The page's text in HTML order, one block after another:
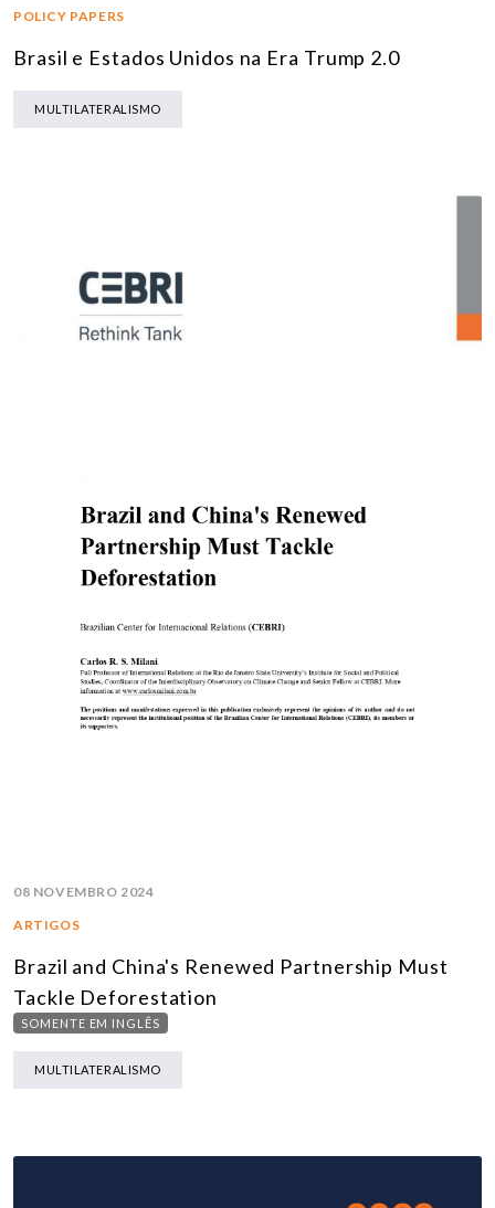
POLICY PAPERS
Brasil e Estados Unidos na Era Trump 2.0
MULTILATERALISMO
08 NOVEMBRO 2024
ARTIGOS
Brazil and China's Renewed Partnership Must
Tackle Deforestation
SOMENTE EM INGLÊS
MULTILATERALISMO